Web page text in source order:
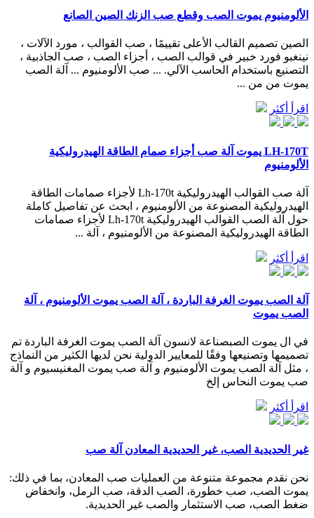
الألومنيوم يموت الصب وقطع صب الزنك الصين الصانع
الصين تصميم القالب الأعلى تقييمًا ، صب القوالب ، مورد الآلات ،
نينغبو فورد خبير في قوالب الصب ، أجزاء الصب ، صب الجاذبية ،
التصنيع باستخدام الحاسب الآلي. ... صب الألومنيوم ... آلة الصب
يموت من من ...
اقرأ أكثر
LH-170T يموت آلة صب أجزاء صمام الطاقة الهيدروليكية
الألومنيوم
آلة صب القوالب الهيدروليكية Lh-170t لأجزاء صمامات الطاقة
الهيدروليكية المصنوعة من الألومنيوم ، ابحث عن تفاصيل كاملة
حول آلة الصب القوالب الهيدروليكية Lh-170t لأجزاء صمامات
الطاقة الهيدروليكية المصنوعة من الألومنيوم ، آلة ...
اقرأ أكثر
آلة الصب يموت الغرفة الباردة ، آلة الصب يموت الألومنيوم ، آلة
الصب يموت
في ال يموت الصبصناعة لانسون آلة الصب يموت الغرفة الباردة تم
تصميمها وتصنيعها وفقًا للمعايير الدولية نحن لديها الكثير من النماذج
، مثل آلة الصب يموت الألومنيوم و آلة صب يموت المغنيسيوم و آلة
صب يموت النحاس إلخ
اقرأ أكثر
غير الحديدية الصب، غير الحديدية المعادن آلة صب
نحن نقدم مجموعة متنوعة من العمليات صب المعادن، بما في ذلك:
يموت الصب، صب خطورة، الصب الدقة، صب الرمل، وانخفاض
ضغط الصب، صب الاستثمار والصب غير الحديدية.